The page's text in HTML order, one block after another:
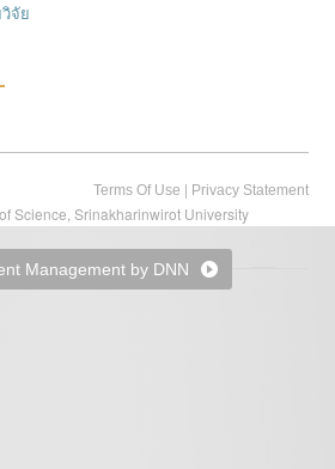
จัย
Terms Of Use | Privacy Statement
Science, Srinakharinwirot University
Management by DNN